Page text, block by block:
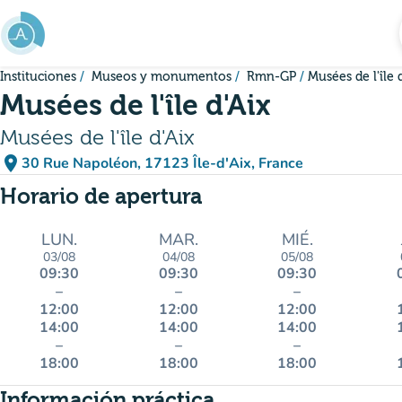
Ir al contenido principal
Instituciones Museos y monumentos Rmn-GP Musées de l'île
Musées de l'île d'Aix
Musées de l'île d'Aix
place 30 Rue Napoléon, 17123 Île-d'Aix, France
(abrir en Google Maps)
(nueva pestaña)
Horario de apertura
LUN.
03/08
09:30
–
12:00
14:00
–
18:00
MAR.
04/08
09:30
–
12:00
14:00
–
18:00
MIÉ.
05/08
09:30
–
12:00
14:00
–
18:00